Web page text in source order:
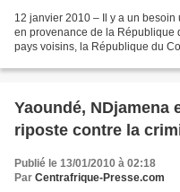
12 janvier 2010 – Il y a un
en provenance de la République
pays voisins, la République du
Yaoundé, NDjamena
riposte contre la
Publié le 13/01/2010 à 02:18
Par Centrafrique-Presse.com